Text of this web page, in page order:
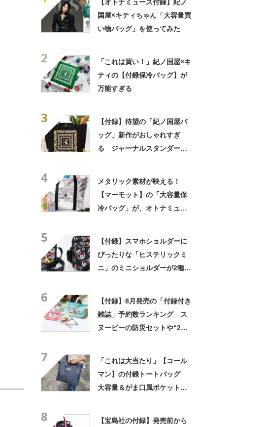
【オトナミューズ付録】紀ノ
国屋×キティちゃん「大容量買
い物バッグ」を使ってみた
2
「これは買い！」紀ノ国屋×キ
ティの【付録保冷バッグ】が
万能すぎる
3
【付録】待望の「紀ノ国屋バ
ッグ」新作がおしゃれすぎ
る ジャーナルスタンダード
4
メタリック素材が映える！
【マーモット】の「大容量保
冷バッグ」が、オトナミュー
5
【付録】スマホショルダーに
ぴったりな「ヒステリックミ
ニ」のミニショルダーが2種登
6
【付録】8月発売の「付録付き
雑誌」予約数ランキング ス
ヌーピーの防災セットや“2層
7
「これは大当たり」【コール
マン】の付録トートバッグ
大容量＆がま口風ポケットが
8
【宝島社の付録】発売前から